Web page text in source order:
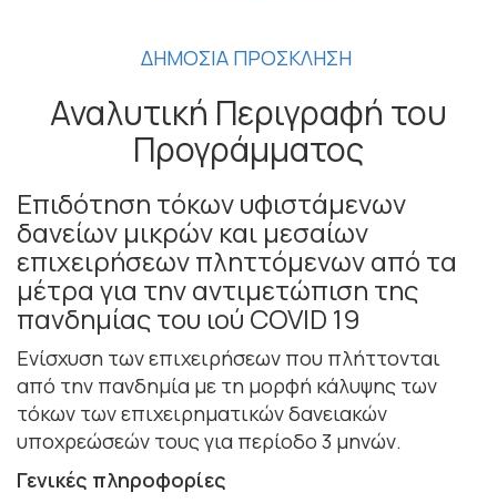
ΔΗΜΟΣΙΑ ΠΡΟΣΚΛΗΣΗ
Αναλυτική Περιγραφή του
Προγράμματος
Επιδότηση τόκων υφιστάμενων
δανείων μικρών και μεσαίων
επιχειρήσεων πληττόμενων από τα
μέτρα για την αντιμετώπιση της
πανδημίας του ιού COVID 19
Ενίσχυση των επιχειρήσεων που πλήττονται
από την πανδημία με τη μορφή κάλυψης των
τόκων των επιχειρηματικών δανειακών
υποχρεώσεών τους για περίοδο 3 μηνών.
Γενικές πληροφορίες